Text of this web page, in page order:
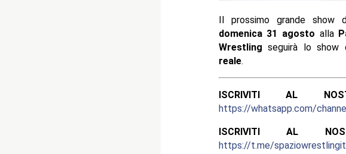
Il prossimo grande show
domenica 31 agosto alla
Wrestling seguirà lo show
reale.
ISCRIVITI AL
https://whatsapp.com/
ISCRIVITI AL
https://t.me/spaziowrestlingit